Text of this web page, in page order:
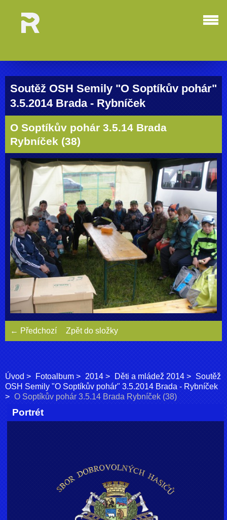
Soutěž OSH Semily "O Soptíkův pohár"
3.5.2014 Brada - Rybníček
O Soptíkův pohár 3.5.14 Brada
Rybníček (38)
← Předchozí Zpět do složky
Úvod Fotoalbum 2014 Děti a mládež 2014
Soutěž
OSH Semily "O Soptíkův pohár" 3.5.2014 Brada - Rybníček
O Soptíkův pohár 3.5.14 Brada Rybníček (38)
Portrét